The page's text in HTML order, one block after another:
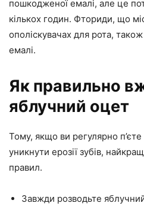
пошкодженої емалі, але це
кількох годин. Фториди, що
ополіскувачах для рота,
емалі.
Як правильно
яблучний оцет
Тому, якщо ви регулярно
уникнути ерозії зубів,
правил.
Завжди розводьте